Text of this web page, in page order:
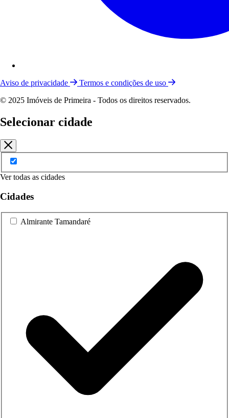
Aviso de privacidade
Termos e condições de uso
© 2025 Imóveis de Primeira - Todos os direitos reservados.
Selecionar cidade
Ver todas as cidades
Cidades
Almirante Tamandaré